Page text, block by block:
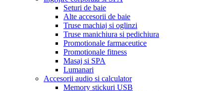
Seturi de baie
Alte accesorii de baie
Truse machiaj si oglinzi
Truse manichiura si pedichiura
Promotionale farmaceutice
Promotionale fitness
Masaj si SPA
Lumanari
Accesorii audio si calculator
Memory stickuri USB